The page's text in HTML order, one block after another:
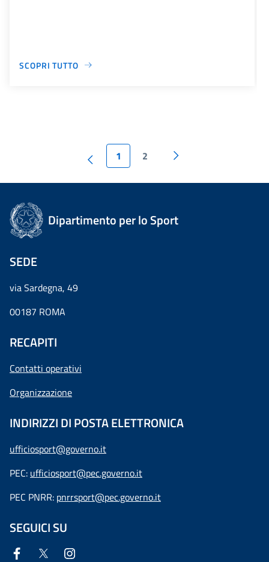
SCOPRI TUTTO
1 2
Dipartimento per lo Sport
SEDE
via Sardegna, 49
00187 ROMA
RECAPITI
Contatti operativi
Organizzazione
INDIRIZZI DI POSTA ELETTRONICA
ufficiosport@governo.it
PEC: ufficiosport@pec.governo.it
PEC PNRR: pnrrsport@pec.governo.it
SEGUICI SU